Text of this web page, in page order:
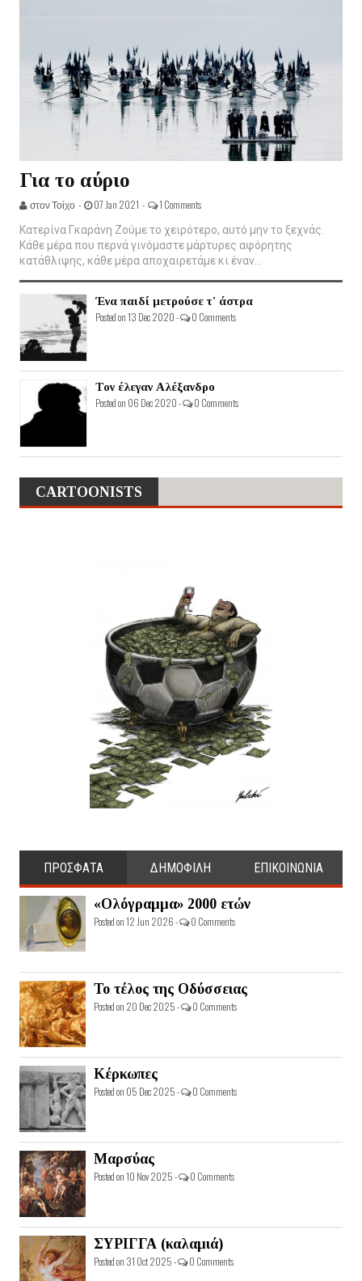
Για το αύριο
στον Τοίχο - 07 Jan 2021 - 1 Comments
Κατερίνα Γκαράνη Ζούμε το χειρότερο, αυτό μην το ξεχνάς.
Κάθε μέρα που περνά γινόμαστε μάρτυρες αφόρητης
κατάθλιψης, κάθε μέρα αποχαιρετάμε κι έναν...
Ένα παιδί μετρούσε τ' άστρα
Posted on 13 Dec 2020 - 0 Comments
Τον έλεγαν Αλέξανδρο
Posted on 06 Dec 2020 - 0 Comments
CARTOONISTS
ΠΡΟΣΦΑΤΑ ΔΗΜΟΦΙΛΗ ΕΠΙΚΟΙΝΩΝΙΑ
«Ολόγραμμα» 2000 ετών
Posted on 12 Jun 2026 - 0 Comments
Το τέλος της Οδύσσειας
Posted on 20 Dec 2025 - 0 Comments
Κέρκωπες
Posted on 05 Dec 2025 - 0 Comments
Μαρσύας
Posted on 10 Nov 2025 - 0 Comments
ΣΥΡΙΓΓΑ (καλαμιά)
Posted on 31 Oct 2025 - 0 Comments